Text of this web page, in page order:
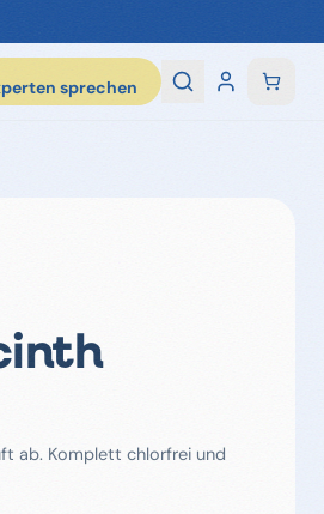
sprechen
ab. Komplett chlorfrei und